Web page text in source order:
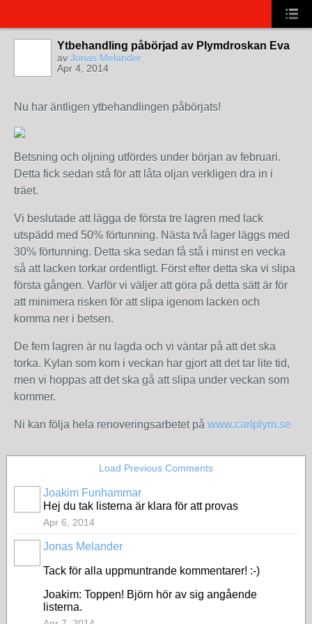
Ytbehandling påbörjad av Plymdroskan Eva
av Jonas Melander
Apr 4, 2014
Nu har äntligen ytbehandlingen påbörjats!
Betsning och oljning utfördes under början av februari.
Detta fick sedan stå för att låta oljan verkligen dra in i
träet.
Vi beslutade att lägga de första tre lagren med lack
utspädd med 50% förtunning. Nästa två lager läggs med
30% förtunning. Detta ska sedan få stå i minst en vecka
så att lacken torkar ordentligt. Först efter detta ska vi slipa
första gången. Varför vi väljer att göra på detta sätt är för
att minimera risken för att slipa igenom lacken och
komma ner i betsen.
De fem lagren är nu lagda och vi väntar på att det ska
torka. Kylan som kom i veckan har gjort att det tar lite tid,
men vi hoppas att det ska gå att slipa under veckan som
kommer.
Ni kan följa hela renoveringsarbetet på www.carlplym.se
Load Previous Comments
Joakim Funhammar
Hej du tak listerna är klara för att provas
Apr 6, 2014
Jonas Melander
Tack för alla uppmuntrande kommentarer! :-)
Joakim: Toppen! Björn hör av sig angående
listerna.